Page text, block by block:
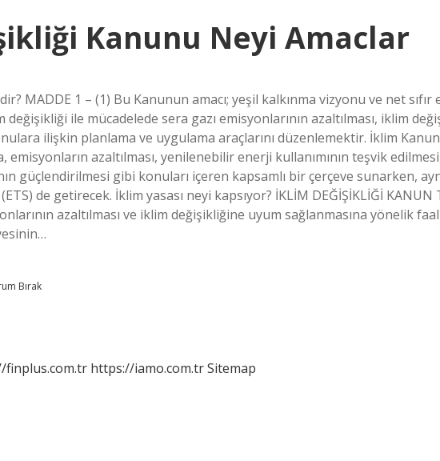
Kanunu Neyi Amaclar
MADDE 1 – (1) Bu Kanunun amacı; yeşil kalkınma vizyonu ve net sıfır
ile mücadelede sera gazı emisyonlarının azaltılması, iklim
ilişkin planlama ve uygulama araçlarını düzenlemektir. İklim
azaltılması, yenilenebilir enerji kullanımının teşvik
güçlendirilmesi gibi konuları içeren kapsamlı bir çerçeve sunarken,
de getirecek. İklim yasası neyi kapsıyor? İKLİM DEĞİŞİKLİĞİ KANUN
azaltılması ve iklim değişikliğine uyum sağlanmasına yönelik
Bırak
finplus.com.tr https://iamo.com.trSitemap